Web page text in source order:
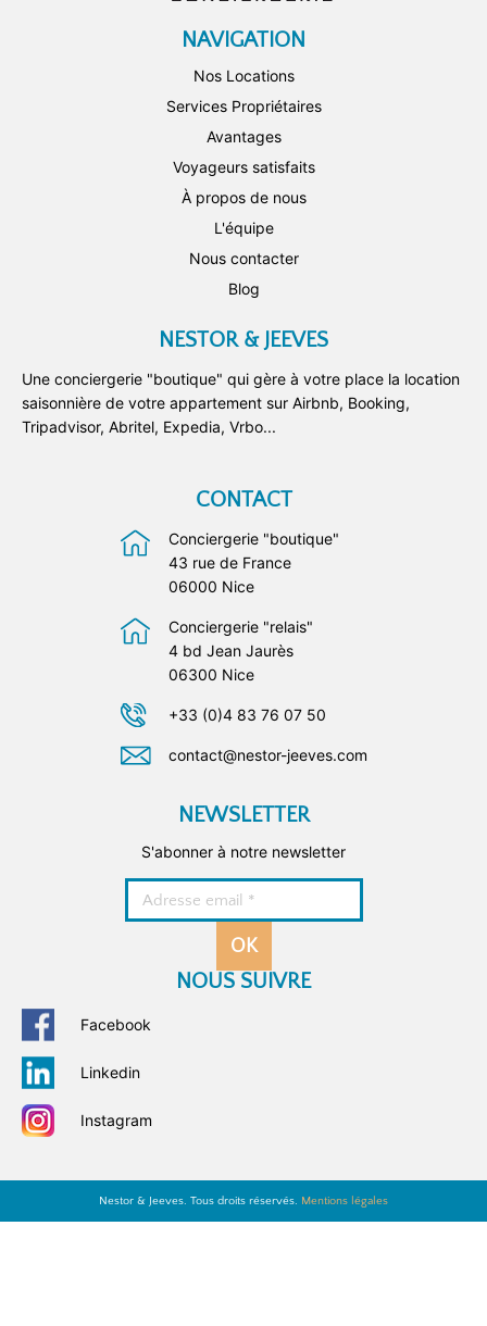
NAVIGATION
Nos Locations
Services Propriétaires
Avantages
Voyageurs satisfaits
À propos de nous
L'équipe
Nous contacter
Blog
NESTOR & JEEVES
Une conciergerie "boutique" qui gère à votre place la location
saisonnière de votre appartement sur Airbnb, Booking,
Tripadvisor, Abritel, Expedia, Vrbo...
CONTACT
Conciergerie "boutique"
43 rue de France
06000 Nice
Conciergerie "relais"
4 bd Jean Jaurès
06300 Nice
+33 (0)4 83 76 07 50
contact@nestor-jeeves.com
NEWSLETTER
S'abonner à notre newsletter
OK
NOUS SUIVRE
Facebook
Linkedin
Instagram
Nestor & Jeeves. Tous droits réservés. Mentions légales